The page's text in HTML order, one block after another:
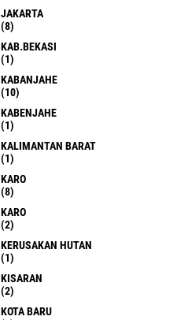
JAKARTA
(8)
KAB.BEKASI
(1)
KABANJAHE
(10)
KABENJAHE
(1)
KALIMANTAN BARAT
(1)
KARO
(8)
KARO
(2)
KERUSAKAN HUTAN
(1)
KISARAN
(2)
KOTA BARU